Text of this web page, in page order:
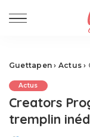
Guettapen › Actus ›
Actus
Creators
tremplin